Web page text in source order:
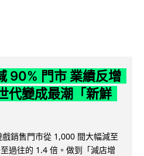
90% 門市 業績反增
代變成最潮「新鮮
銷售門市從 1,000 間大幅減至
過往的 1.4 倍。做到「減店增